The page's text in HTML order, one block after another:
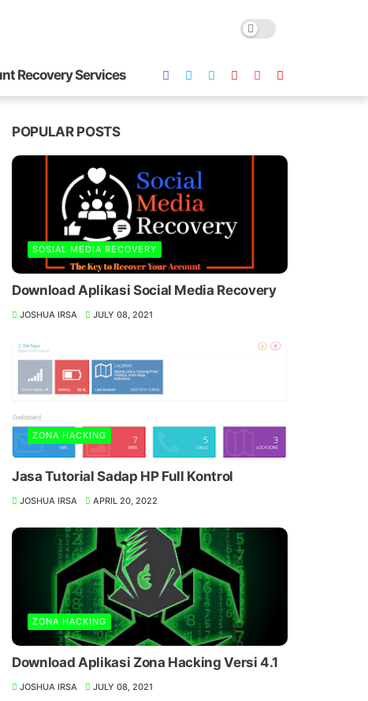
Recovery Services
POPULAR POSTS
SOSIAL MEDIA RECOVERY
Download Aplikasi Social Media Recovery
JOSHUA IRSA JULY 08, 2021
ZONA HACKING
Jasa Tutorial Sadap HP Full Kontrol
JOSHUA IRSA APRIL 20, 2022
ZONA HACKING
Download Aplikasi Zona Hacking Versi 4.1
JOSHUA IRSA JULY 08, 2021